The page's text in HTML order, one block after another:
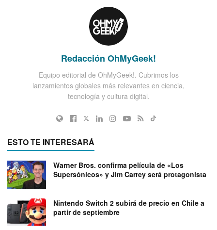
Redacción OhMyGeek!
Equipo editorial de OhMyGeek!. Cubrimos los
lanzamientos globales más relevantes en ciencia,
tecnología y cultura digital.
ESTO TE INTERESARÁ
Warner Bros. confirma película de «Los
Supersónicos» y Jim Carrey será protagonista
Nintendo Switch 2 subirá de precio en Chile a
partir de septiembre